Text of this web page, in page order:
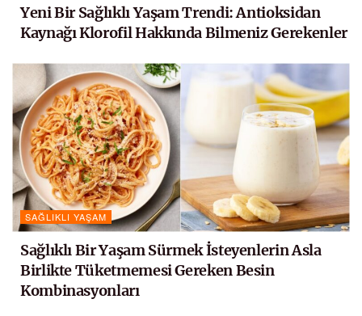
Yeni Bir Sağlıklı Yaşam Trendi: Antioksidan
Kaynağı Klorofil Hakkında Bilmeniz Gerekenler
SAĞLIKLI YAŞAM
Sağlıklı Bir Yaşam Sürmek İsteyenlerin Asla
Birlikte Tüketmemesi Gereken Besin
Kombinasyonları